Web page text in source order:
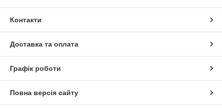
Контакти
Доставка та оплата
Графік роботи
Повна версія сайту